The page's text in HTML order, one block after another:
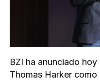
BZI ha anunciado
Thomas Harker